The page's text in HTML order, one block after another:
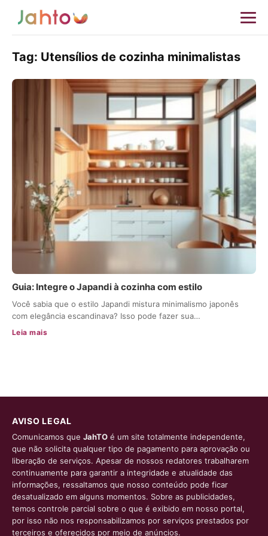
Tag: Utensílios de cozinha minimalistas
Guia: Integre o Japandi à cozinha com estilo
Você sabia que o estilo Japandi mistura minimalismo japonês
com elegância escandinava? Isso pode fazer sua…
Leia mais
AVISO LEGAL
Comunicamos que JahTO é um site totalmente independente,
que não solicita qualquer tipo de pagamento para aprovação ou
liberação de serviços. Apesar de nossos redatores trabalharem
continuamente para garantir a integridade e atualidade das
informações, ressaltamos que nosso conteúdo pode ficar
desatualizado em alguns momentos. Sobre as publicidades,
temos controle parcial sobre o que é exibido em nosso portal,
por isso não nos responsabilizamos por serviços prestados por
terceiros e oferecidos por meio de anúncios.